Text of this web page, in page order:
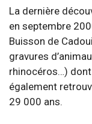
La dernière
en septembre
Buisson de
gravures
rhinocéros…)
également
29 000 ans.